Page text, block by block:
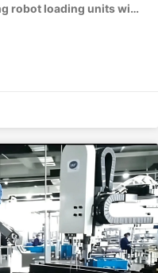
robot loading units with
operational cost.
stations for flaring,
robot loading boost
loading improve
offsets, scratches,